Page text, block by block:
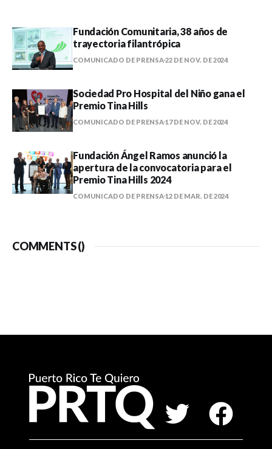
Fundación Comunitaria, 38 años de
trayectoria filantrópica
COMUNICADO DE PRENSA22 DE NOV. DE 2024
Sociedad Pro Hospital del Niño gana el
Premio Tina Hills
COMUNICADO DE PRENSA17 DE NOV. DE 2024
Fundación Ángel Ramos anunció la
apertura de la convocatoria para el
Premio Tina Hills 2024
COMUNICADO DE PRENSA12 DE MAR. DE 2024
COMMENTS ()